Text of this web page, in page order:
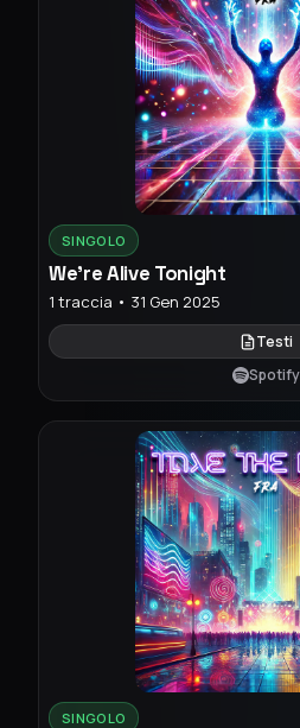
SINGOLO
We're Alive Tonight
1 traccia • 31 Gen 2025
Testi
Spotify
SINGOLO